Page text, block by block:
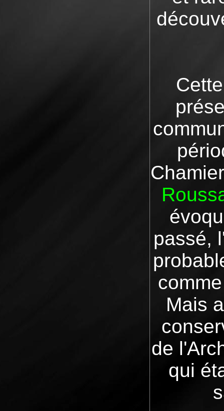
passé,
Mais
de
qui